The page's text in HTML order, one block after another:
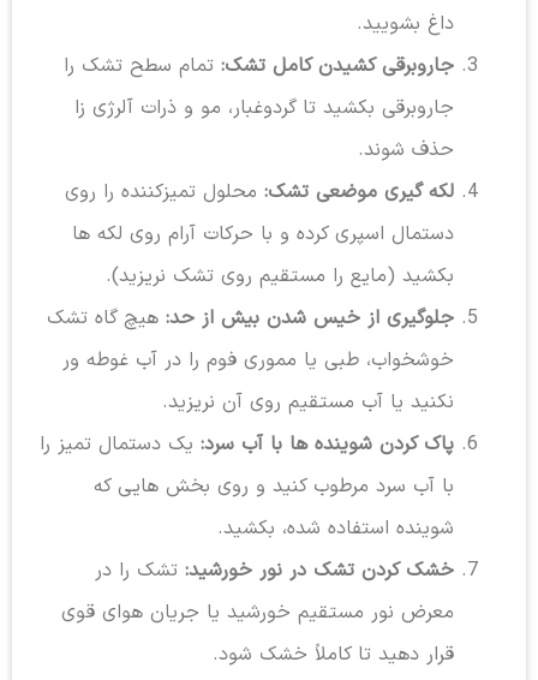
داغ بشویید.
جاروبرقی کشیدن کامل تشک:تمام سطح تشک را
جاروبرقی بکشید تا گردوغبار، مو و ذرات آلرژی زا
حذف شوند.
لکه گیری موضعی تشک:محلول تمیزکننده را روی
دستمال اسپری کرده و با حرکات آرام روی لکه ها
بکشید (مایع را مستقیم روی تشک نریزید).
جلوگیری از خیس شدن بیش از حد:هیچ گاه تشک
خوشخواب، طبی یا مموری فوم را در آب غوطه ور
نکنید یا آب مستقیم روی آن نریزید.
پاک کردن شوینده ها با آب سرد:یک دستمال تمیز را
با آب سرد مرطوب کنید و روی بخش هایی که
شوینده استفاده شده، بکشید.
خشک کردن تشک در نور خورشید:تشک را در
معرض نور مستقیم خورشید یا جریان هوای قوی
قرار دهید تا کاملاً خشک شود.